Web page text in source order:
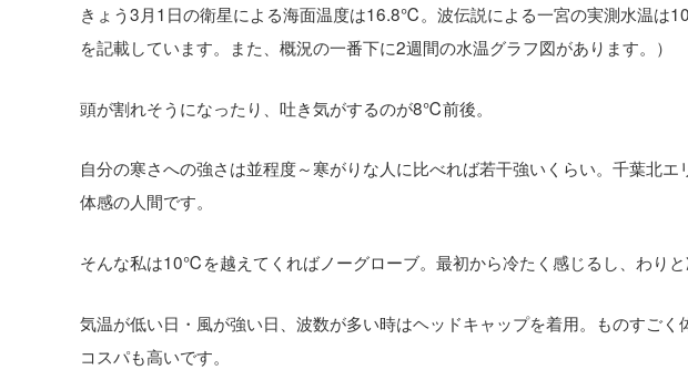
きょう3月1日の衛星による海面温度は16.8℃。波伝説による一宮の実測水温は
を記載しています。また、概況の一番下に2週間の水温グラフ図があります。）
頭が割れそうになったり、吐き気がするのが8℃前後。
自分の寒さへの強さは並程度～寒がりな人に比べれば若干強いくらい。千葉北
体感の人間です。
そんな私は10℃を越えてくればノーグローブ。最初から冷たく感じるし、わりと
気温が低い日・風が強い日、波数が多い時はヘッドキャップを着用。ものすご
コスパも高いです。